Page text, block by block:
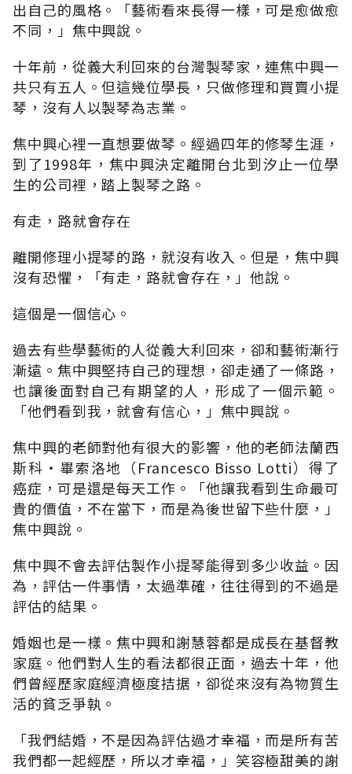
出自己的風格。「藝術看來長得一樣，可是愈做愈
不同，」焦中興說。
十年前，從義大利回來的台灣製琴家，連焦中興一
共只有五人。但這幾位學長，只做修理和買賣小提
琴，沒有人以製琴為志業。
焦中興心裡一直想要做琴。經過四年的修琴生涯，
到了1998年，焦中興決定離開台北到汐止一位學
生的公司裡，踏上製琴之路。
有走，路就會存在
離開修理小提琴的路，就沒有收入。但是，焦中興
沒有恐懼，「有走，路就會存在，」他說。
這個是一個信心。
過去有些學藝術的人從義大利回來，卻和藝術漸行
漸遠。焦中興堅持自己的理想，卻走通了一條路，
也讓後面對自己有期望的人，形成了一個示範。
「他們看到我，就會有信心，」焦中興說。
焦中興的老師對他有很大的影響，他的老師法蘭西
斯科‧畢索洛地（Francesco Bisso Lotti）得了
癌症，可是還是每天工作。「他讓我看到生命最可
貴的價值，不在當下，而是為後世留下些什麼，」
焦中興說。
焦中興不會去評估製作小提琴能得到多少收益。因
為，評估一件事情，太過準確，往往得到的不過是
評估的結果。
婚姻也是一樣。焦中興和謝慧蓉都是成長在基督教
家庭。他們對人生的看法都很正面，過去十年，他
們曾經歷家庭經濟極度拮据，卻從來沒有為物質生
活的貧乏爭執。
「我們結婚，不是因為評估過才幸福，而是所有苦
我們都一起經歷，所以才幸福，」笑容極甜美的謝